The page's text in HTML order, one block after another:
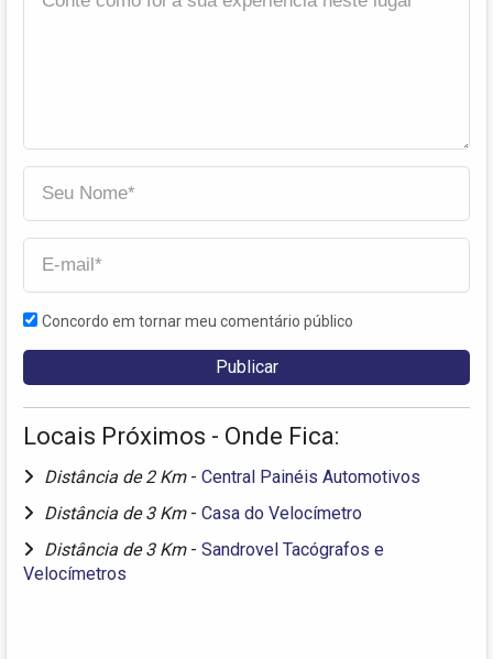
Concordo em tornar meu comentário público
Locais Próximos - Onde Fica:
Distância de 2 Km - Central Painéis Automotivos
Distância de 3 Km - Casa do Velocímetro
Distância de 3 Km - Sandrovel Tacógrafos e
Velocímetros